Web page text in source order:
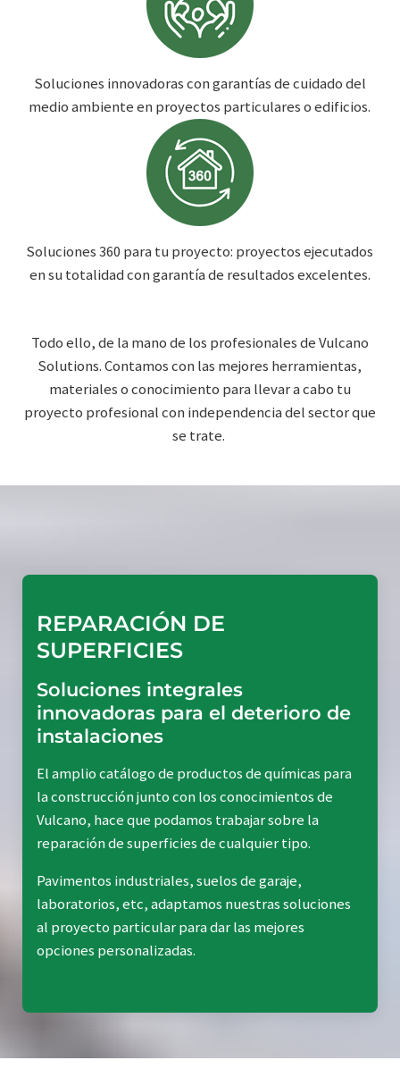
Soluciones innovadoras con garantías de cuidado del
medio ambiente en proyectos particulares o edificios.
Soluciones 360 para tu proyecto: proyectos ejecutados
en su totalidad con garantía de resultados excelentes.
Todo ello, de la mano de los profesionales de Vulcano
Solutions. Contamos con las mejores herramientas,
materiales o conocimiento para llevar a cabo tu
proyecto profesional con independencia del sector que
se trate.
REPARACIÓN DE
SUPERFICIES
Soluciones integrales
innovadoras para el deterioro de
instalaciones
El amplio catálogo de productos de químicas para
la construcción junto con los conocimientos de
Vulcano, hace que podamos trabajar sobre la
reparación de superficies de cualquier tipo.
Pavimentos industriales, suelos de garaje,
laboratorios, etc, adaptamos nuestras soluciones
al proyecto particular para dar las mejores
opciones personalizadas.